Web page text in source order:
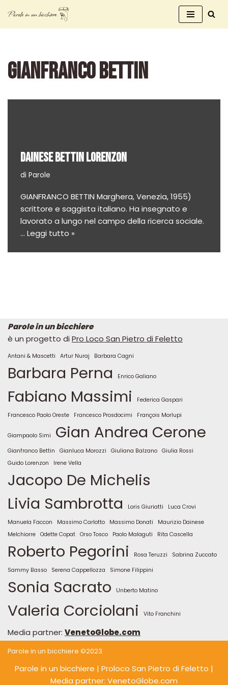
Vai
GIANFRANCO BETTIN
DAINESE BETTIN LORENZON
di Parole
GIANFRANCO BETTIN Marghera, Venezia, 1955)
scrittore e saggista italiano. Ha insegnato e
lavorato a lungo nel campo della ricerca sociale.
… Leggi tutto »
Parole in un bicchiere
è un progetto di Pro Loco San Pietro di Feletto
Antani & Mascetti Artur Nuraj Barbara Cagni
Barbara Perna Enrico Galiano
Fabiano Massimi
Federica Gaspari
Francesco Paolo Oreste
Francesco Prosdocimi François Morlupi
Giampaolo Simi Gian Andrea Cerone
Gianfranco Bettin Gianluca Morozzi Giuliana Balzano Giulia Rossi
Guido Lorenzon
Irene Vella
Jacopo De Michelis
Livia Sambrotta
Loris Giuriatti
Luca Crovi
Manuela Faccon
Massimo Carlotto Massimo Donati
Maurizio Dainese
Melchiorre Odette Copat Orso Tosco Paolo Malaguti Rita Cascella
Roberto Pegorini Rosa Teruzzi
Sabrina Zuccato
Sammy Basso
Serena Cappellozza Simone Filippini
Sonia Sacrato Unberto Matino
Valeria Corciolani Vito Franchini
Media partner: VenetoGlobe.com
Parole in un bicchiere ©2023
Parole in un bicchiere | Proloco San Pietro di Feletto |
Media partner: VenetoGlobe.com